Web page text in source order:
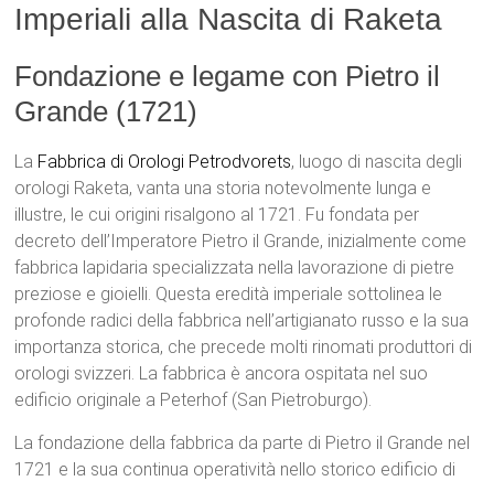
Imperiali alla Nascita di Raketa
Fondazione e legame con Pietro il
Grande (1721)
La Fabbrica di Orologi Petrodvorets, luogo di nascita degli
orologi Raketa, vanta una storia notevolmente lunga e
illustre, le cui origini risalgono al 1721. Fu fondata per
decreto dell’Imperatore Pietro il Grande, inizialmente come
fabbrica lapidaria specializzata nella lavorazione di pietre
preziose e gioielli. Questa eredità imperiale sottolinea le
profonde radici della fabbrica nell’artigianato russo e la sua
importanza storica, che precede molti rinomati produttori di
orologi svizzeri. La fabbrica è ancora ospitata nel suo
edificio originale a Peterhof (San Pietroburgo).
La fondazione della fabbrica da parte di Pietro il Grande nel
1721 e la sua continua operatività nello storico edificio di